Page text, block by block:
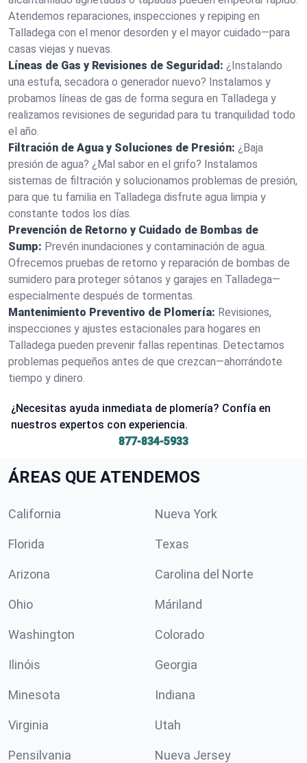
Atendemos reparaciones, inspecciones y repiping en
Talladega con el menor desorden y el mayor cuidado—para
casas viejas y nuevas.
Líneas de Gas y Revisiones de Seguridad: ¿Instalando
una estufa, secadora o generador nuevo? Instalamos y
probamos líneas de gas de forma segura en Talladega y
realizamos revisiones de seguridad para tu tranquilidad todo
el año.
Filtración de Agua y Soluciones de Presión: ¿Baja
presión de agua? ¿Mal sabor en el grifo? Instalamos
sistemas de filtración y solucionamos problemas de presión,
para que tu familia en Talladega disfrute agua limpia y
constante todos los días.
Prevención de Retorno y Cuidado de Bombas de
Sump: Prevén inundaciones y contaminación de agua.
Ofrecemos pruebas de retorno y reparación de bombas de
sumidero para proteger sótanos y garajes en Talladega—
especialmente después de tormentas.
Mantenimiento Preventivo de Plomería: Revisiones,
inspecciones y ajustes estacionales para hogares en
Talladega pueden prevenir fallas repentinas. Detectamos
problemas pequeños antes de que crezcan—ahorrándote
tiempo y dinero.
¿Necesitas ayuda inmediata de plomería? Confía en
nuestros expertos con experiencia.
877-834-5933
ÁREAS QUE ATENDEMOS
California Nueva York
Florida Texas
Arizona Carolina del Norte
Ohio Máriland
Washington Colorado
Ilinóis Georgia
Minesota Indiana
Virginia Utah
Pensilvania Nueva Jersey